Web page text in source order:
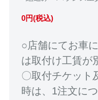
0円(税込)
○店舗にてお車
は取付け工賃が
〇取付チケット
時は、1注文に